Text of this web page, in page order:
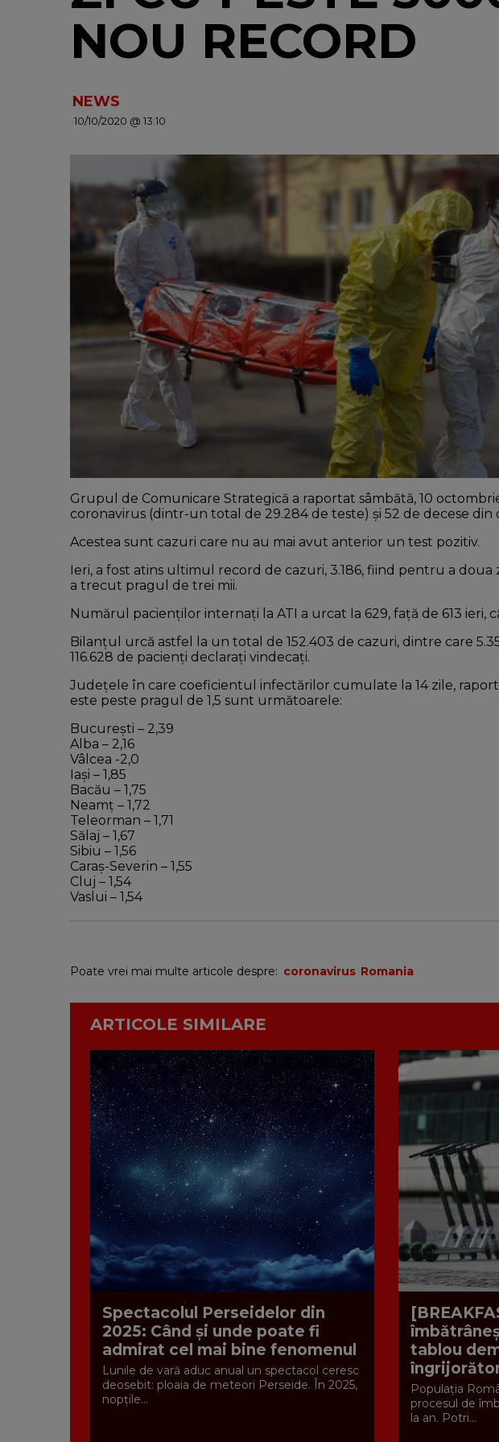
NOU RECORD
NEWS
10/10/2020 @ 13:10
Grupul de Comunicare Strategică a raportat sâmbătă, 10
coronavirus (dintr-un total de 29.284 de teste) și 52 de decese din
Acestea sunt cazuri care nu au mai avut anterior un test pozitiv.
Ieri, a fost atins ultimul record de cazuri, 3.186, fiind pentru a
a trecut pragul de trei mii.
Numărul pacienților internați la ATI a urcat la 629, față de 613 ieri,
Bilanțul urcă astfel la un total de 152.403 de cazuri, dintre care
116.628 de pacienți declarați vindecați.
Județele în care coeficientul infectărilor cumulate la 14 zile,
este peste pragul de 1,5 sunt următoarele:
București – 2,39
Alba – 2,16
Vâlcea -2,0
Iași – 1,85
Bacău – 1,75
Neamț – 1,72
Teleorman – 1,71
Sălaj – 1,67
Sibiu – 1,56
Caraș-Severin – 1,55
Cluj – 1,54
Vaslui – 1,54
Poate vrei mai multe articole despre: coronavirus Romania
ARTICOLE SIMILARE
Spectacolul Perseidelor din
2025: Când și unde poate fi
admirat cel mai bine fenomenul
Lunile de vară aduc anual un spectacol ceresc
deosebit: ploaia de meteori Perseide. În 2025,
nopțile...
tablou
Populația
procesul de
la an. Potri...